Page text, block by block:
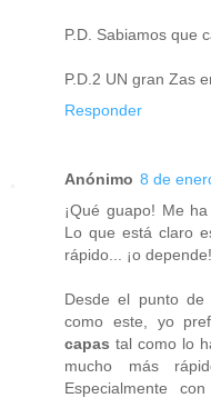
P.D. Sabiamos que
P.D.2 UN gran Zas
Responder
Anónimo 8 de
¡Qué guapo! Me
Lo que está claro
rápido... ¡o depende!
Desde el punto
como este, yo
capas tal como lo
mucho más
Especialmente